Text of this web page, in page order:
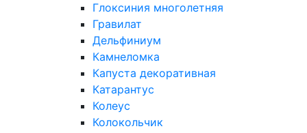
Глоксиния многолетняя
Гравилат
Дельфиниум
Камнеломка
Капуста декоративная
Катарантус
Колеус
Колокольчик